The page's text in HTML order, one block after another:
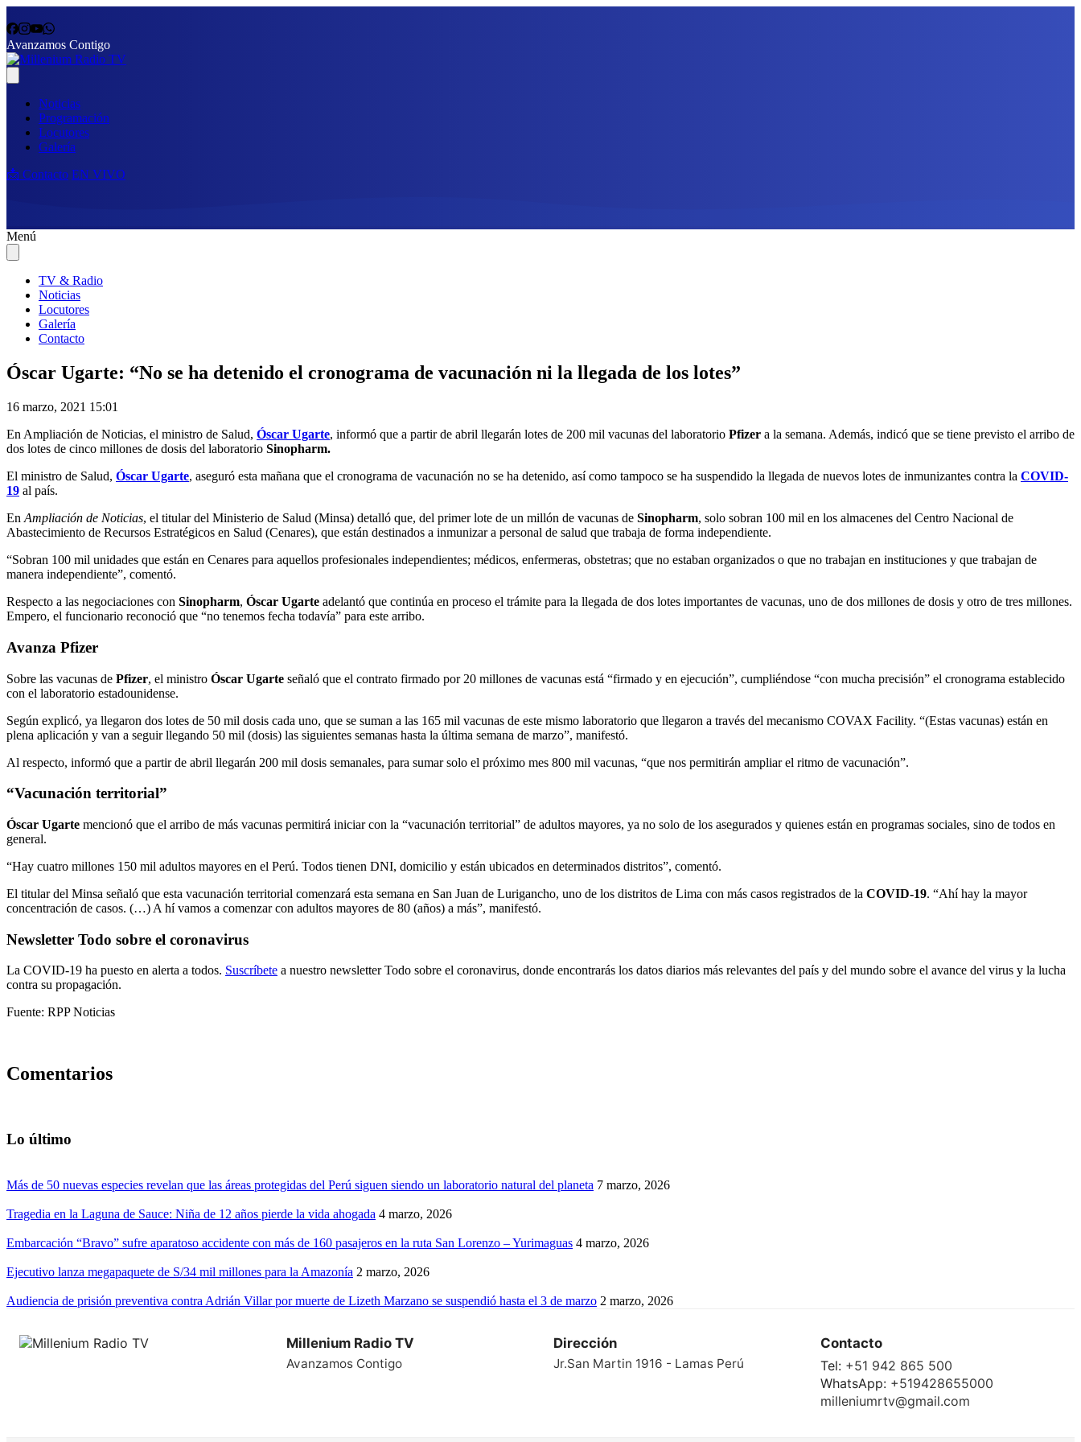
Avanzamos Contigo
Noticias
Programación
Locutores
Galería
📩 Contacto EN VIVO
Menú
TV & Radio
Noticias
Locutores
Galería
Contacto
Óscar Ugarte: “No se ha detenido el cronograma de vacunación ni la llegada de los lotes”
16 marzo, 2021 15:01
En Ampliación de Noticias, el ministro de Salud, Óscar Ugarte, informó que a partir de abril llegarán lotes de 200 mil vacunas del laboratorio Pfizer a la semana. Además, indicó que se tiene previsto el arribo de
dos lotes de cinco millones de dosis del laboratorio Sinopharm.
El ministro de Salud, Óscar Ugarte, aseguró esta mañana que el cronograma de vacunación no se ha detenido, así como tampoco se ha suspendido la llegada de nuevos lotes de inmunizantes contra la COVID-
19 al país.
En Ampliación de Noticias, el titular del Ministerio de Salud (Minsa) detalló que, del primer lote de un millón de vacunas de Sinopharm, solo sobran 100 mil en los almacenes del Centro Nacional de
Abastecimiento de Recursos Estratégicos en Salud (Cenares), que están destinados a inmunizar a personal de salud que trabaja de forma independiente.
“Sobran 100 mil unidades que están en Cenares para aquellos profesionales independientes; médicos, enfermeras, obstetras; que no estaban organizados o que no trabajan en instituciones y que trabajan de
manera independiente”, comentó.
Respecto a las negociaciones con Sinopharm, Óscar Ugarte adelantó que continúa en proceso el trámite para la llegada de dos lotes importantes de vacunas, uno de dos millones de dosis y otro de tres millones.
Empero, el funcionario reconoció que “no tenemos fecha todavía” para este arribo.
Avanza Pfizer
Sobre las vacunas de Pfizer, el ministro Óscar Ugarte señaló que el contrato firmado por 20 millones de vacunas está “firmado y en ejecución”, cumpliéndose “con mucha precisión” el cronograma establecido
con el laboratorio estadounidense.
Según explicó, ya llegaron dos lotes de 50 mil dosis cada uno, que se suman a las 165 mil vacunas de este mismo laboratorio que llegaron a través del mecanismo COVAX Facility. “(Estas vacunas) están en
plena aplicación y van a seguir llegando 50 mil (dosis) las siguientes semanas hasta la última semana de marzo”, manifestó.
Al respecto, informó que a partir de abril llegarán 200 mil dosis semanales, para sumar solo el próximo mes 800 mil vacunas, “que nos permitirán ampliar el ritmo de vacunación”.
“Vacunación territorial”
Óscar Ugarte mencionó que el arribo de más vacunas permitirá iniciar con la “vacunación territorial” de adultos mayores, ya no solo de los asegurados y quienes están en programas sociales, sino de todos en
general.
“Hay cuatro millones 150 mil adultos mayores en el Perú. Todos tienen DNI, domicilio y están ubicados en determinados distritos”, comentó.
El titular del Minsa señaló que esta vacunación territorial comenzará esta semana en San Juan de Lurigancho, uno de los distritos de Lima con más casos registrados de la COVID-19. “Ahí hay la mayor
concentración de casos. (…) A hí vamos a comenzar con adultos mayores de 80 (años) a más”, manifestó.
Newsletter Todo sobre el coronavirus
La COVID-19 ha puesto en alerta a todos. Suscríbete a nuestro newsletter Todo sobre el coronavirus, donde encontrarás los datos diarios más relevantes del país y del mundo sobre el avance del virus y la lucha
contra su propagación.
Fuente: RPP Noticias
Comentarios
Lo último
Más de 50 nuevas especies revelan que las áreas protegidas del Perú siguen siendo un laboratorio natural del planeta 7 marzo, 2026
Tragedia en la Laguna de Sauce: Niña de 12 años pierde la vida ahogada 4 marzo, 2026
Embarcación “Bravo” sufre aparatoso accidente con más de 160 pasajeros en la ruta San Lorenzo – Yurimaguas 4 marzo, 2026
Ejecutivo lanza megapaquete de S/34 mil millones para la Amazonía 2 marzo, 2026
Audiencia de prisión preventiva contra Adrián Villar por muerte de Lizeth Marzano se suspendió hasta el 3 de marzo 2 marzo, 2026
Millenium Radio TV
Avanzamos Contigo
Dirección
Jr.San Martin 1916 - Lamas Perú
Contacto
Tel: +51 942 865 500
WhatsApp: +519428655000
milleniumrtv@gmail.com